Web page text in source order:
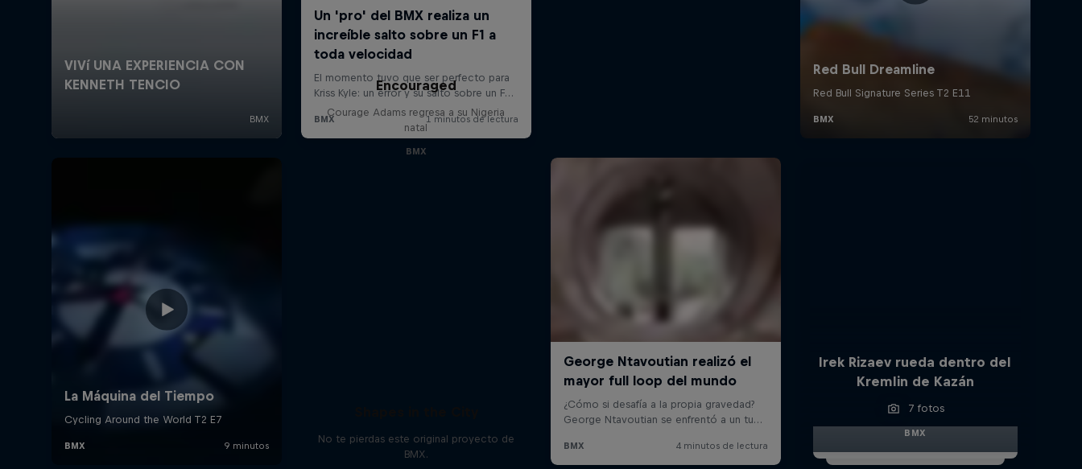
Encouraged
Courage Adams regresa a su Nigeria
natal
BMX
Irek Rizaev rueda dentro del
Kremlin de Kazán
7 fotos
BMX
No te pierdas este original proyecto de
BMX.